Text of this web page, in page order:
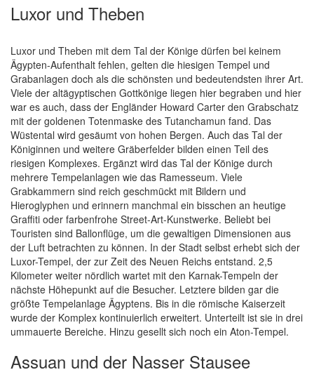
Luxor und Theben
Luxor und Theben mit dem Tal der Könige dürfen bei keinem
Ägypten-Aufenthalt fehlen, gelten die hiesigen Tempel und
Grabanlagen doch als die schönsten und bedeutendsten ihrer Art.
Viele der altägyptischen Gottkönige liegen hier begraben und hier
war es auch, dass der Engländer Howard Carter den Grabschatz
mit der goldenen Totenmaske des Tutanchamun fand. Das
Wüstental wird gesäumt von hohen Bergen. Auch das Tal der
Königinnen und weitere Gräberfelder bilden einen Teil des
riesigen Komplexes. Ergänzt wird das Tal der Könige durch
mehrere Tempelanlagen wie das Ramesseum. Viele
Grabkammern sind reich geschmückt mit Bildern und
Hieroglyphen und erinnern manchmal ein bisschen an heutige
Graffiti oder farbenfrohe Street-Art-Kunstwerke. Beliebt bei
Touristen sind Ballonflüge, um die gewaltigen Dimensionen aus
der Luft betrachten zu können. In der Stadt selbst erhebt sich der
Luxor-Tempel, der zur Zeit des Neuen Reichs entstand. 2,5
Kilometer weiter nördlich wartet mit den Karnak-Tempeln der
nächste Höhepunkt auf die Besucher. Letztere bilden gar die
größte Tempelanlage Ägyptens. Bis in die römische Kaiserzeit
wurde der Komplex kontinuierlich erweitert. Unterteilt ist sie in drei
ummauerte Bereiche. Hinzu gesellt sich noch ein Aton-Tempel.
Assuan und der Nasser Stausee